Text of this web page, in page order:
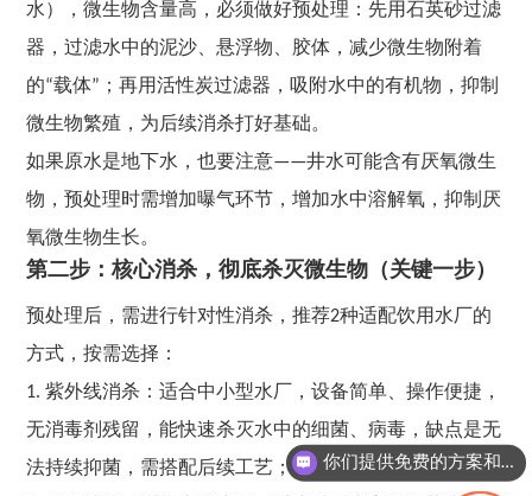
水），微生物含量高，必须做好预处理：先用石英砂过滤
器，过滤水中的泥沙、悬浮物、胶体，减少微生物附着
的“载体”；再用活性炭过滤器，吸附水中的有机物，抑制
微生物繁殖，为后续消杀打好基础。
如果原水是地下水，也要注意——井水可能含有厌氧微生
物，预处理时需增加曝气环节，增加水中溶解氧，抑制厌
氧微生物生长。
第二步：核心消杀，彻底杀灭微生物（关键一步）
预处理后，需进行针对性消杀，推荐2种适配饮用水厂的
方式，按需选择：
1. 紫外线消杀：适合中小型水厂，设备简单、操作便捷，
无消毒剂残留，能快速杀灭水中的细菌、病毒，缺点是无
法持续抑菌，需搭配后续工艺；
你们提供免费的方案和报价吗？